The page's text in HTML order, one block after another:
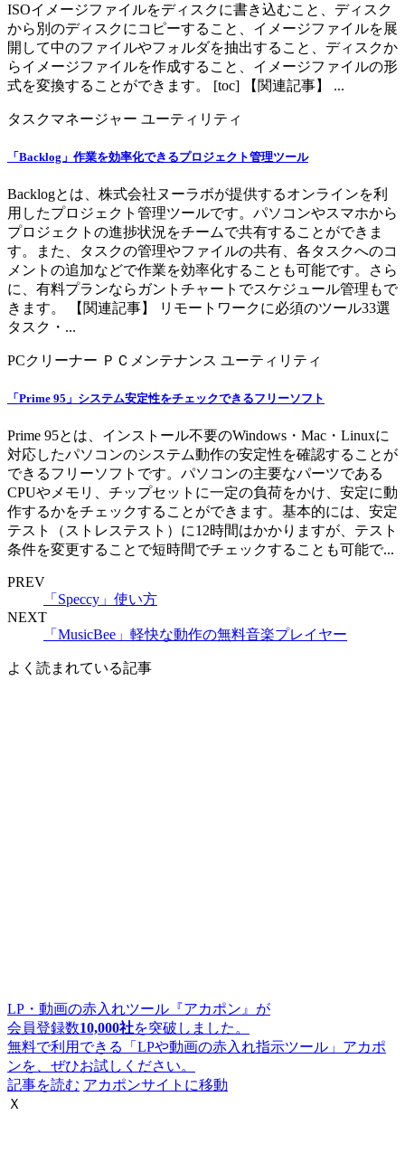
ISOイメージファイルをディスクに書き込むこと、ディスク
から別のディスクにコピーすること、イメージファイルを展
開して中のファイルやフォルダを抽出すること、ディスクか
らイメージファイルを作成すること、イメージファイルの形
式を変換することができます。 [toc] 【関連記事】 ...
タスクマネージャー ユーティリティ
「Backlog」作業を効率化できるプロジェクト管理ツール
Backlogとは、株式会社ヌーラボが提供するオンラインを利
用したプロジェクト管理ツールです。パソコンやスマホから
プロジェクトの進捗状況をチームで共有することができま
す。また、タスクの管理やファイルの共有、各タスクへのコ
メントの追加などで作業を効率化することも可能です。さら
に、有料プランならガントチャートでスケジュール管理もで
きます。 【関連記事】 リモートワークに必須のツール33選
タスク・...
PCクリーナー ＰＣメンテナンス ユーティリティ
「Prime 95」システム安定性をチェックできるフリーソフト
Prime 95とは、インストール不要のWindows・Mac・Linuxに
対応したパソコンのシステム動作の安定性を確認することが
できるフリーソフトです。パソコンの主要なパーツである
CPUやメモリ、チップセットに一定の負荷をかけ、安定に動
作するかをチェックすることができます。基本的には、安定
テスト（ストレステスト）に12時間はかかりますが、テスト
条件を変更することで短時間でチェックすることも可能で...
PREV
「Speccy」使い方
NEXT
「MusicBee」軽快な動作の無料音楽プレイヤー
よく読まれている記事
LP・動画の赤入れツール『アカポン』が
会員登録数10,000社を突破しました。
無料で利用できる「LPや動画の赤入れ指示ツール」アカポ
ンを、ぜひお試しください。
記事を読む アカポンサイトに移動
Ｘ